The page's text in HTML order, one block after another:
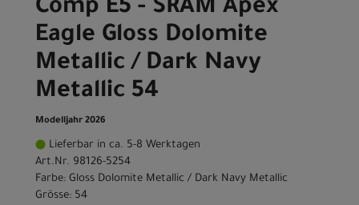
Comp E5 - SRAM Apex
Eagle Gloss Dolomite
Metallic / Dark Navy
Metallic 54
Modelljahr 2026
Lieferbar in ca. 5-8 Werktagen
Art.Nr. 98126-5254
Farbe: Gloss Dolomite Metallic / Dark Navy Metallic
Grösse: 54